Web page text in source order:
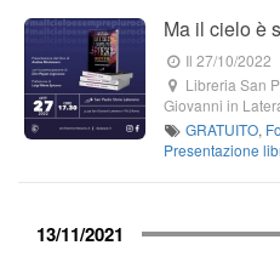
Ma il cielo è
Il 27/10/2022
Libreria San
Giovanni in
GRATUITO,
Presentazione
13/11/2021